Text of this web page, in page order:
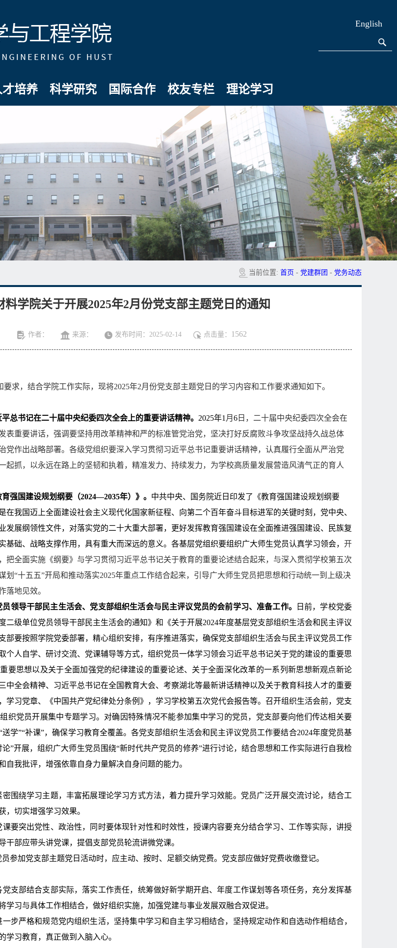
English
才培养 科学研究 国际合作 校友专栏 理论学习
当前位置: 首页 - 党建群团 - 党务动态
料学院关于开展2025年2月份党支部主题党日的通知
作者： 来源： 发布时间：2025-02-14 点击量： 1562
要求，结合学院工作实际，现将2025年2月份党支部主题党日的学习内容和工作要求通知如下。
总书记在二十届中央纪委四次全会上的重要讲话精神。 2025年1月 6 日，二十届中央纪委四次全会在
表重要讲话，强调要坚持用改革精神和严的标准管党治党，坚决打好反腐败斗争攻坚战持久战总体
党作出战略部署。各级党组织要深入学习贯彻习近平总书记重要讲话精神，认真履行全面从严治党
起抓，以永远在路上的坚韧和执着，精准发力、持续发力，为学校高质量发展营造风清气正的育人
强国建设规划纲要（2024—2035年）》。 中共中央、国务院近日印发了《教育强国建设规划纲要
在我国迈上全面建设社会主义现代化国家新征程、向第二个百年奋斗目标进军的关键时刻，党中央、
发展纲领性文件，对落实党的二十大重大部署，更好发挥教育强国建设在全面推进强国建设、民族复
基础、战略支撑作用，具有重大而深远的意义。各基层党组织要组织广大师生党员认真学习领会， 开
把全面实施《纲要》与学习贯彻习近平总书记关于教育的重要论述结合起来，与深入贯彻学校第五次
划“十五五”开局和推动落实2025年重点工作结合起来，引导广大师生党员把思想和行动统一到上级决
落地见效。
员领导干部民主生活会、党支部组织生活会与民主评议党员的会前学习、准备工作。
日前，学校党委
二级单位党员领导干部民主生活会的通知》和《关于开展2024年度基层党支部组织生活会和民主评议
部要按照学院党委部署，精心组织安排，有序推进落实，确保党支部组织生活会与民主评议党员工作
个人自学、研讨交流、党课辅导等方式，组织党员一体学习领会习近平总书记关于党的建设的重要思
要思想以及关于全面加强党的纪律建设的重要论述、关于全面深化改革的一系列新思想新观点新论
中全会精神、习近平总书记在全国教育大会、考察湖北等最新讲话精神以及关于教育科技人才的重要
学习党章、《中国共产党纪律处分条例》，学习学校第五次党代会报告等。召开组织生活会前，党支
织党员开展集中专题学习。对确因特殊情况不能参加集中学习的党员，党支部要向他们传达相关要
学”“补课”，确保学习教育全覆盖。各党支部组织生活会和民主评议党员工作要结合2024年度党员基
”开展，组织广大师生党员围绕“新时代共产党员的修养”进行讨论，结合思想和工作实际进行自我检
自我批评，增强依靠自身力量解决自身问题的能力。
密围绕学习主题，丰富拓展理论学习方式方法，着力提升学习效能。党员广泛开展交流讨论，结合工
，切实增强学习效果。
课要突出党性、政治性，同时要体现针对性和时效性，授课内容要充分结合学习、工作等实际，讲授
干部应带头讲党课，提倡支部党员轮流讲微党课。
员参加党支部主题党日活动时，应主动、按时、足额交纳党费。党支部应做好党费收缴登记。
党支部结合支部实际，落实工作责任，统筹做好新学期开启、年度工作谋划等各项任务，充分发挥基
学习与具体工作相结合，做好组织实施，加强党建与事业发展双融合双促进。
一步严格和规范党内组织生活，坚持集中学习和自主学习相结合，坚持规定动作和自选动作相结合，
学习教育，真正做到入脑入心。